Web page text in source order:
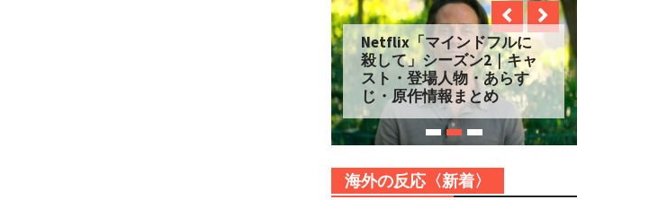
Netflix「マインドフルに
殺して」シーズン2｜キャ
スト・登場人物・あらす
じ・原作情報まとめ
海外の反応〈新着〉